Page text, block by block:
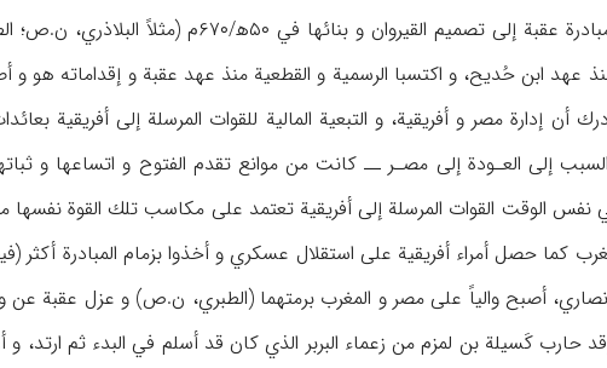
منذ عهد ابن حُديح، و اكتسبا الرسمية و القطعية منذ عهد عقبة و إقداماته
أن إدارة مصر و أفريقية، و التبعية المالية للقوات المرسلة إلى أفريقية
إلى العـودة إلى مصـر ــ كانت من موانع تقدم الفتوح و اتساعها و
الوقت القوات المرسلة إلى أفريقية تعتمد على مكاسب تلك القوة نفسها
أصبح والياً على مصر و المغرب برمتهما (الطبري، ن.ص) و عزل عقبة عن
من مواليه (ن.ص، البلاذري، ۲۳۰). وقد حارب كَسيلة بن لمزم من زعماء البربر الذي كان قد أسلم في